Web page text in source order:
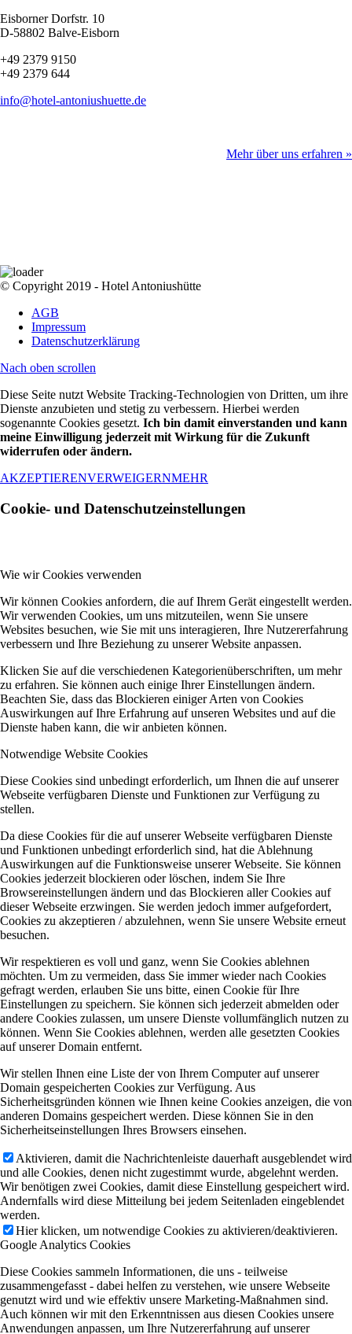
Eisborner Dorfstr. 10
D-58802 Balve-Eisborn
+49 2379 9150
+49 2379 644
info@hotel-antoniushuette.de
Mehr über uns erfahren »
© Copyright 2019 - Hotel Antoniushütte
AGB
Impressum
Datenschutzerklärung
Nach oben scrollen
Diese Seite nutzt Website Tracking-Technologien von Dritten, um ihre
Dienste anzubieten und stetig zu verbessern. Hierbei werden
sogenannte Cookies gesetzt. Ich bin damit einverstanden und kann
meine Einwilligung jederzeit mit Wirkung für die Zukunft
widerrufen oder ändern.
AKZEPTIERENVERWEIGERNMEHR
Cookie- und Datenschutzeinstellungen
Wie wir Cookies verwenden
Wir können Cookies anfordern, die auf Ihrem Gerät eingestellt werden.
Wir verwenden Cookies, um uns mitzuteilen, wenn Sie unsere
Websites besuchen, wie Sie mit uns interagieren, Ihre Nutzererfahrung
verbessern und Ihre Beziehung zu unserer Website anpassen.
Klicken Sie auf die verschiedenen Kategorienüberschriften, um mehr
zu erfahren. Sie können auch einige Ihrer Einstellungen ändern.
Beachten Sie, dass das Blockieren einiger Arten von Cookies
Auswirkungen auf Ihre Erfahrung auf unseren Websites und auf die
Dienste haben kann, die wir anbieten können.
Notwendige Website Cookies
Diese Cookies sind unbedingt erforderlich, um Ihnen die auf unserer
Webseite verfügbaren Dienste und Funktionen zur Verfügung zu
stellen.
Da diese Cookies für die auf unserer Webseite verfügbaren Dienste
und Funktionen unbedingt erforderlich sind, hat die Ablehnung
Auswirkungen auf die Funktionsweise unserer Webseite. Sie können
Cookies jederzeit blockieren oder löschen, indem Sie Ihre
Browsereinstellungen ändern und das Blockieren aller Cookies auf
dieser Webseite erzwingen. Sie werden jedoch immer aufgefordert,
Cookies zu akzeptieren / abzulehnen, wenn Sie unsere Website erneut
besuchen.
Wir respektieren es voll und ganz, wenn Sie Cookies ablehnen
möchten. Um zu vermeiden, dass Sie immer wieder nach Cookies
gefragt werden, erlauben Sie uns bitte, einen Cookie für Ihre
Einstellungen zu speichern. Sie können sich jederzeit abmelden oder
andere Cookies zulassen, um unsere Dienste vollumfänglich nutzen zu
können. Wenn Sie Cookies ablehnen, werden alle gesetzten Cookies
auf unserer Domain entfernt.
Wir stellen Ihnen eine Liste der von Ihrem Computer auf unserer
Domain gespeicherten Cookies zur Verfügung. Aus
Sicherheitsgründen können wie Ihnen keine Cookies anzeigen, die von
anderen Domains gespeichert werden. Diese können Sie in den
Sicherheitseinstellungen Ihres Browsers einsehen.
Aktivieren, damit die Nachrichtenleiste dauerhaft ausgeblendet wird
und alle Cookies, denen nicht zugestimmt wurde, abgelehnt werden.
Wir benötigen zwei Cookies, damit diese Einstellung gespeichert wird.
Andernfalls wird diese Mitteilung bei jedem Seitenladen eingeblendet
werden.
Hier klicken, um notwendige Cookies zu aktivieren/deaktivieren.
Google Analytics Cookies
Diese Cookies sammeln Informationen, die uns - teilweise
zusammengefasst - dabei helfen zu verstehen, wie unsere Webseite
genutzt wird und wie effektiv unsere Marketing-Maßnahmen sind.
Auch können wir mit den Erkenntnissen aus diesen Cookies unsere
Anwendungen anpassen, um Ihre Nutzererfahrung auf unserer